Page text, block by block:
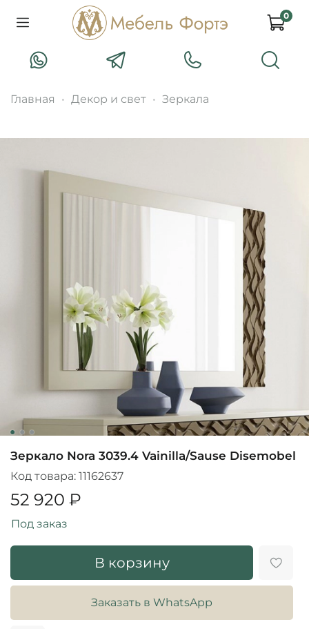
0
Главная Декор и свет Зеркала
Зеркало Nora 3039.4 Vainilla/Sause Disemobel
Код товара: 11162637
52 920 ₽
В корзину
Заказать в WhatsApp
Под заказ